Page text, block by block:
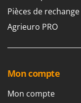
Palazzetti
Palumbo Pavi
Paterlini
Pramac
Prismafood
Pièces de rechange
Agrieuro PRO
Mon compte
Mon compte